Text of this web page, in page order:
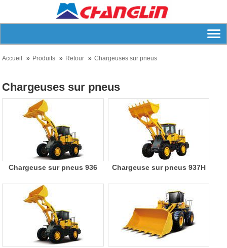
Accueil Produits Retour Chargeuses sur pneus
Chargeuses sur pneus
Chargeuse sur pneus 936 Chargeuse sur pneus 937H